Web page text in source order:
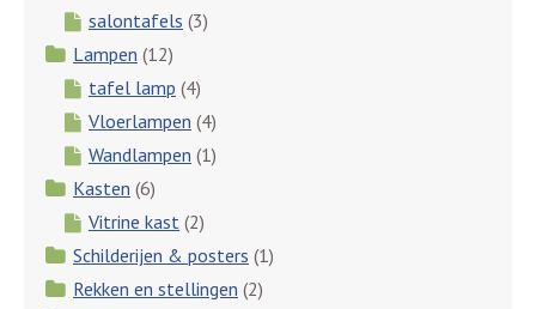
salontafels (3)
Lampen (12)
tafel lamp (4)
Vloerlampen (4)
Wandlampen (1)
Kasten (6)
Vitrine kast (2)
Schilderijen & posters (1)
Rekken en stellingen (2)